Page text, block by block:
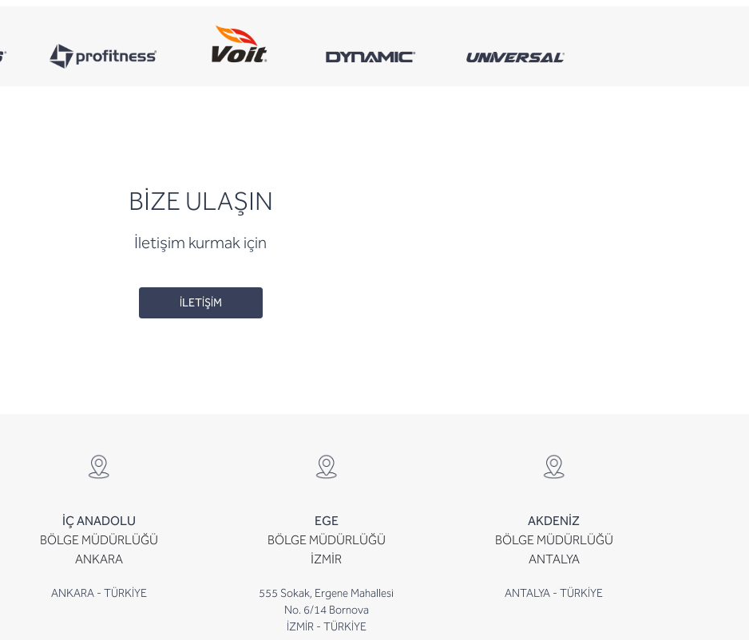
BİZE ULAŞIN
İletişim kurmak için
İLETİŞİM
İÇ ANADOLU
BÖLGE MÜDÜRLÜĞÜ
ANKARA
ANKARA - TÜRKİYE
EGE
BÖLGE MÜDÜRLÜĞÜ
İZMİR
555 Sokak, Ergene Mahallesi
No. 6/14 Bornova
İZMİR - TÜRKİYE
AKDENİZ
BÖLGE MÜDÜRLÜĞÜ
ANTALYA
ANTALYA - TÜRKİYE